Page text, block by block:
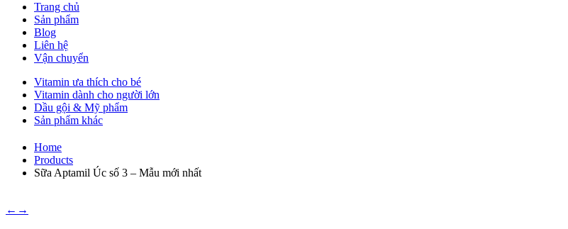
Trang chủ
Sản phẩm
Blog
Liên hệ
Vận chuyển
Vitamin ưa thích cho bé
Vitamin dành cho người lớn
Dầu gội & Mỹ phẩm
Sản phẩm khác
Home
Products
Sữa Aptamil Úc số 3 – Mẫu mới nhất
← →